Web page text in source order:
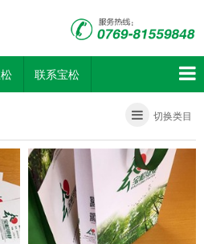
联系宝松
切换类目